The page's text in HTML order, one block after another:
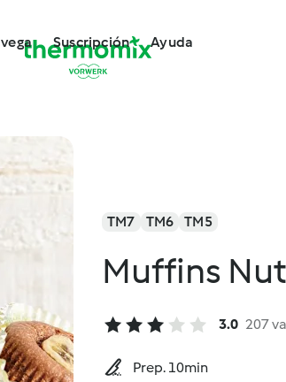
Suscripción Ayuda
TM7 TM6 TM5
Muffins
3.0 207
Prep. 10min